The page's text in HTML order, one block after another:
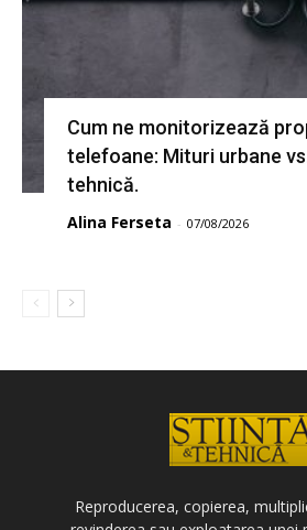
Cum ne monitorizează
telefoane: Mituri urbane
tehnică.
Alina Ferseta - 07/08/2026
Reproducerea, copierea,